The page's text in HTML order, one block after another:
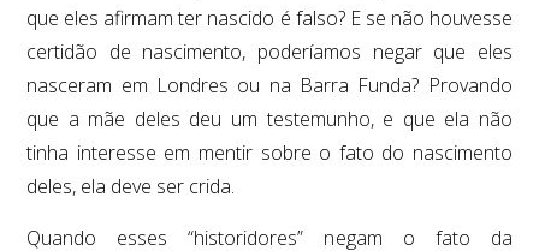
que eles afirmam ter nascido é falso? E se não houvesse
certidão de nascimento, poderíamos negar que eles
nasceram em Londres ou na Barra Funda? Provando
que a mãe deles deu um testemunho, e que ela não
tinha interesse em mentir sobre o fato do nascimento
deles, ela deve ser crida.
Quando esses “historidores” negam o fato da